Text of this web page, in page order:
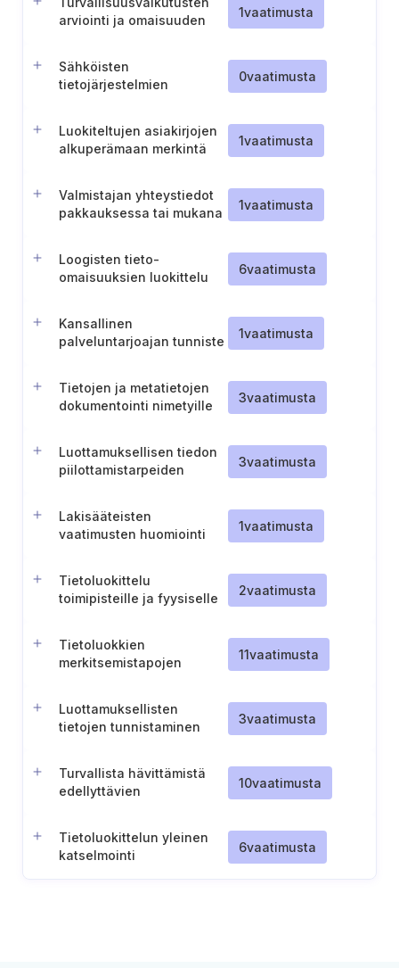
arviointi ja omaisuuden
1vaatimusta
Sähköisten
tietojärjestelmien
0vaatimusta
Luokiteltujen asiakirjojen
alkuperämaan merkintä
1vaatimusta
Valmistajan yhteystiedot
pakkauksessa tai mukana
1vaatimusta
Loogisten tieto-
omaisuuksien luokittelu
6vaatimusta
Kansallinen
palveluntarjoajan tunniste
1vaatimusta
Tietojen ja metatietojen
dokumentointi nimetyille
3vaatimusta
Luottamuksellisen tiedon
piilottamistarpeiden
3vaatimusta
Lakisääteisten
vaatimusten huomiointi
1vaatimusta
Tietoluokittelu
toimipisteille ja fyysiselle
2vaatimusta
Tietoluokkien
merkitsemistapojen
11vaatimusta
Luottamuksellisten
tietojen tunnistaminen
3vaatimusta
Turvallista hävittämistä
edellyttävien
10vaatimusta
Tietoluokittelun yleinen
katselmointi
6vaatimusta